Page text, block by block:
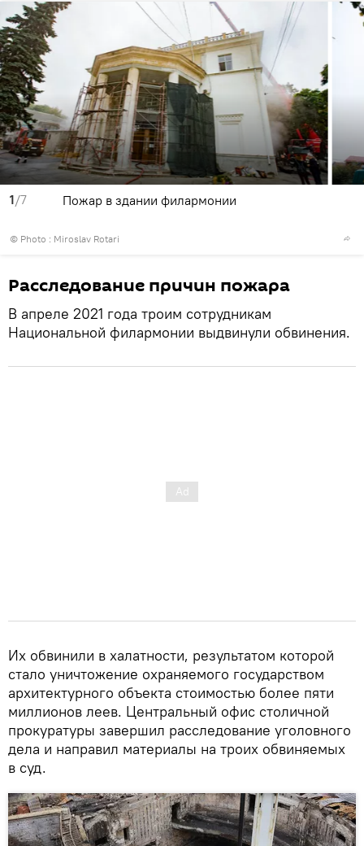
1/7
© Photo : Miroslav Rotari
Пожар в здании филармонии
Расследование причин пожара
В апреле 2021 года троим сотрудникам
Национальной филармонии выдвинули обвинения.
Их обвинили в халатности, результатом которой
стало уничтожение охраняемого государством
архитектурного объекта стоимостью более пяти
миллионов леев. Центральный офис столичной
прокуратуры завершил расследование уголовного
дела и направил материалы на троих обвиняемых
в суд.